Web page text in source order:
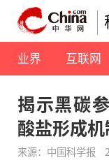
业界 互联网
揭示黑碳
酸盐形成
来源：中国科学报